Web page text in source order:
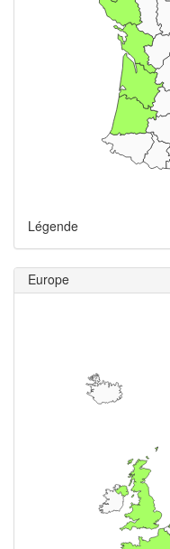
Légende
Europe